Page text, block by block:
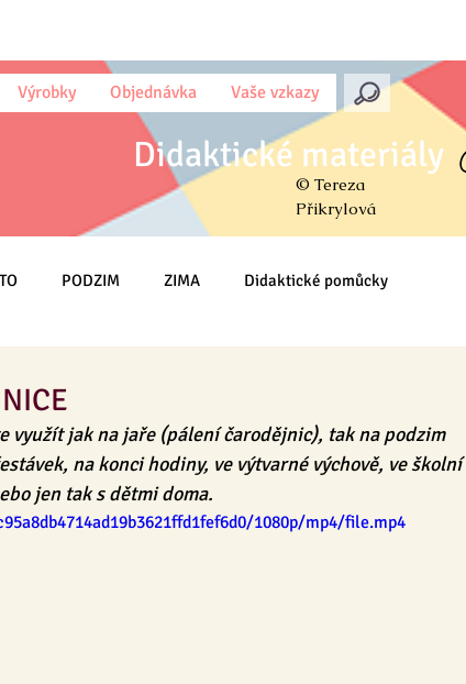
Výrobky Objednávka Vaše vzkazy
Didaktické materiály
© Tereza
Přikrylová
PODZIM ZIMA Didaktické pomůcky
jazyk (sloh)
Na DOMA Knihy & Básničky & Čtení
využít jak na jaře (pálení čarodějnic), tak na podzim
na konci hodiny, ve výtvarné výchově, ve školní
jen tak s dětmi doma.
1080p/mp4/file.mp4